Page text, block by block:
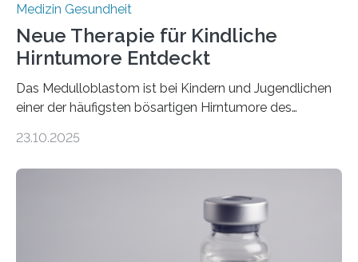
Medizin Gesundheit
Neue Therapie für Kindliche
Hirntumore Entdeckt
Das Medulloblastom ist bei Kindern und Jugendlichen
einer der häufigsten bösartigen Hirntumore des
Betroffenen können mit heutigen Methoden geheilt
Dringend benötigt werden zielgerichtete Therapien, die
nur Tumorschwachstellen angreifen und normales
Gewebe verschonen. Forschende um Daniel Merk vom
23.10.2025